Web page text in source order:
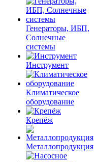
Генераторы, ИБП,
Солнечные
системы
Инструмент
Климатическое
оборудование
Крепёж
Металлопродукция